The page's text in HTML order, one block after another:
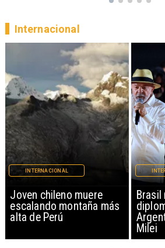
Brasil reduce contacto
diplomático con
Argentina por dichos de
INTERNACIONAL
Internacional